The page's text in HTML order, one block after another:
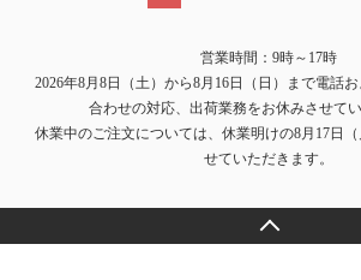
営業時間：9時～17時
2026年8月8日（土）から8月16日（日）まで電話
合わせの対応、出荷業務をお休みさせてい
休業中のご注文については、休業明けの8月17日
せていただきます。